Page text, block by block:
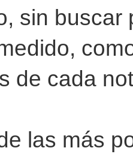
sin buscar
de cada
las más